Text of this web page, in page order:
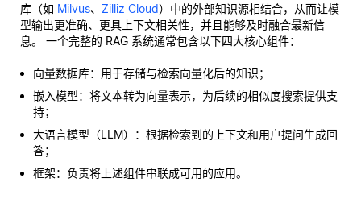
库（如 Milvus、 Zilliz Cloud）中的外部知识源相结合，从而让模
型输出更准确、更具上下文相关性，并且能够及时融合最新信
息。 一个完整的 RAG 系统通常包含以下四大核心组件：
向量数据库：用于存储与检索向量化后的知识；
嵌入模型：将文本转为向量表示，为后续的相似度搜索提供支
持；
大语言模型（LLM）：根据检索到的上下文和用户提问生成回
答；
框架：负责将上述组件串联成可用的应用。